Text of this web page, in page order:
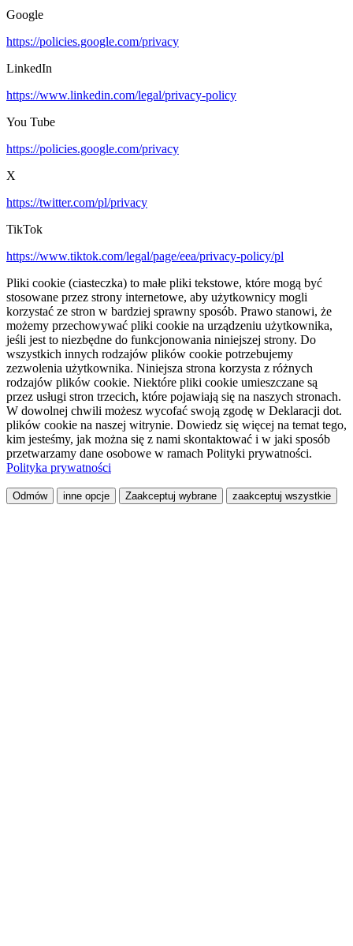
Google
https://policies.google.com/privacy
LinkedIn
https://www.linkedin.com/legal/privacy-policy
You Tube
https://policies.google.com/privacy
X
https://twitter.com/pl/privacy
TikTok
https://www.tiktok.com/legal/page/eea/privacy-policy/pl
Pliki cookie (ciasteczka) to małe pliki tekstowe, które mogą być
stosowane przez strony internetowe, aby użytkownicy mogli
korzystać ze stron w bardziej sprawny sposób. Prawo stanowi, że
możemy przechowywać pliki cookie na urządzeniu użytkownika,
jeśli jest to niezbędne do funkcjonowania niniejszej strony. Do
wszystkich innych rodzajów plików cookie potrzebujemy
zezwolenia użytkownika. Niniejsza strona korzysta z różnych
rodzajów plików cookie. Niektóre pliki cookie umieszczane są
przez usługi stron trzecich, które pojawiają się na naszych stronach.
W dowolnej chwili możesz wycofać swoją zgodę w Deklaracji dot.
plików cookie na naszej witrynie. Dowiedz się więcej na temat tego,
kim jesteśmy, jak można się z nami skontaktować i w jaki sposób
przetwarzamy dane osobowe w ramach Polityki prywatności.
Polityka prywatności
Odmów inne opcje Zaakceptuj wybrane zaakceptuj wszystkie